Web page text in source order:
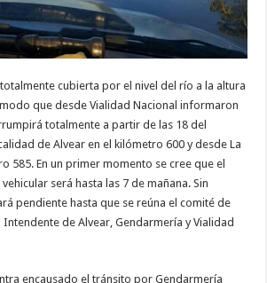
cubierta por el nivel del río a la altura
que desde Vialidad Nacional informaron
totalmente a partir de las 18 del
de Alvear en el kilómetro 600 y desde La
585. En un primer momento se cree que el
será hasta las 7 de mañana. Sin
pendiente hasta que se reúna el comité de
de Alvear, Gendarmería y Vialidad
encausado el tránsito por Gendarmería